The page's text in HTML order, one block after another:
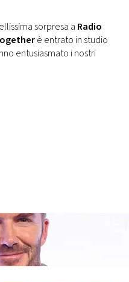
sorpresa a Radio
è entrato in studio
entusiasmato i nostri